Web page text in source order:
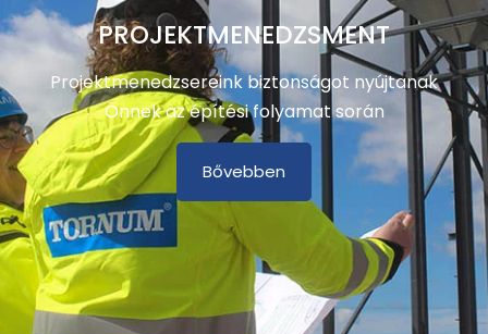
PROJEKTMENEDZSMENT
Projektmenedzsereink biztonságot nyújtanak
Önnek az építési folyamat során
Bővebben